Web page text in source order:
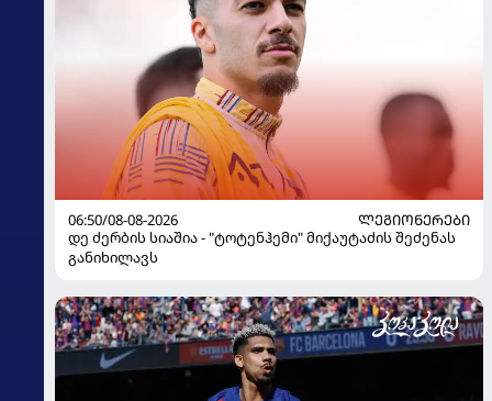
06:50/08-08-2026
ᲚᲔᲒᲘᲝᲜᲔᲠᲔᲑᲘ
დე ძერბის სიაშია - "ტოტენჰემი" მიქაუტაძის შეძენას
განიხილავს